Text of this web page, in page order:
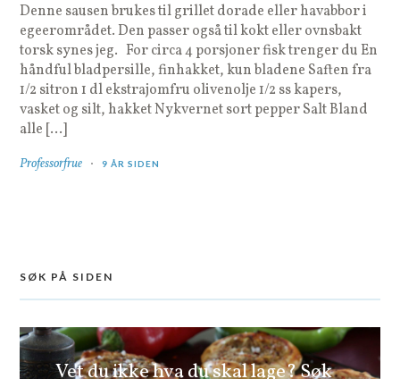
Denne sausen brukes til grillet dorade eller havabbor i
egeerområdet. Den passer også til kokt eller ovnsbakt
torsk synes jeg. For circa 4 porsjoner fisk trenger du En
håndful bladpersille, finhakket, kun bladene Saften fra
1/2 sitron 1 dl ekstrajomfru olivenolje 1/2 ss kapers,
vasket og silt, hakket Nykvernet sort pepper Salt Bland
alle […]
Professorfrue 9 ÅR SIDEN
SØK PÅ SIDEN
Vet du ikke hva du skal lage? Søk